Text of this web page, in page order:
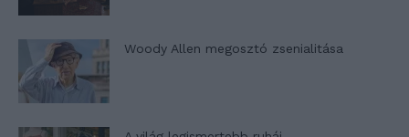
Woody Allen megosztó zsenialitása